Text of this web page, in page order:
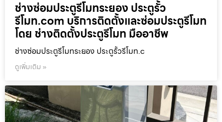
ช่างซ่อมประตูรีโมทระยอง ประตูรั้ว
รีโมท.com บริการติดตั้งและซ่อมประตูรีโมท
โดย ช่างติดตั้งประตูรีโมท มืออาชีพ
ช่างซ่อมประตูรีโมทระยอง ประตูรั้วรีโมท.c
ดูเพิ่มเติม »